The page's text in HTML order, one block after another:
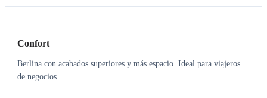
3 3
Confort
Berlina con acabados superiores y más espacio. Ideal para viajeros
de negocios.